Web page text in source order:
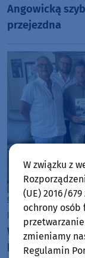
Angowicką
przejezdna
Gmina Chojnice
piątek, 7 sierpnia
Władze gminy
kontynuację
W związku z
(UE) 2016/
ochrony osób
zmieniamy
Regulamin